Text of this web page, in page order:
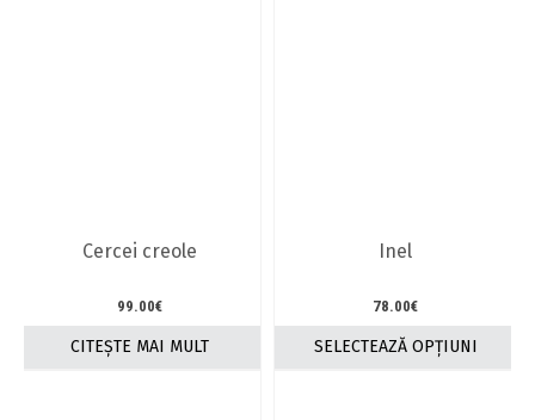
Cercei creole
99.00€
CITEȘTE MAI MULT
Inel
78.00€
SELECTEAZĂ OPȚIUNI